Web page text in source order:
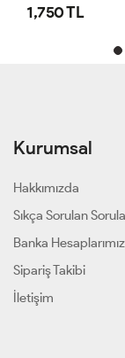
1,750 TL
Kurumsal
Hakkımızda
Sıkça Sorulan
Banka Hesaplarımız
Sipariş Takibi
İletişim